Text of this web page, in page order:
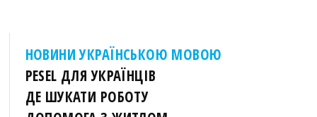
НОВИНИ УКРАЇНСЬКОЮ МОВОЮ
PESEL ДЛЯ УКРАЇНЦІВ
ДЕ ШУКАТИ РОБОТУ